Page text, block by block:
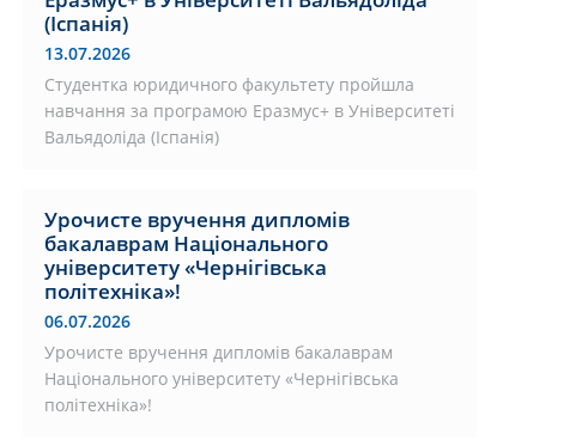
(Іспанія)
13.07.2026
Студентка юридичного факультету пройшла
навчання за програмою Еразмус+ в Університеті
Вальядоліда (Іспанія)
Урочисте вручення дипломів
бакалаврам Національного
університету «Чернігівська
політехніка»!
06.07.2026
Урочисте вручення дипломів бакалаврам
Національного університету «Чернігівська
політехніка»!